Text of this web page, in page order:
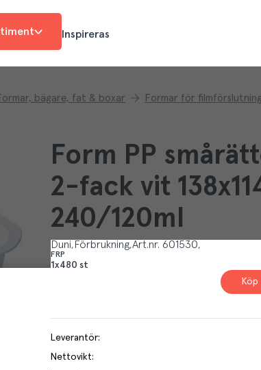
Inspireras
bägare, fat & boxar Formar för filmförslutning
Form PP
2-fack vit
240/120ml
Duni Förbrukning Art.nr. 601530
FRP
1x480 st
Köp
Leverantör:
Nettovikt: